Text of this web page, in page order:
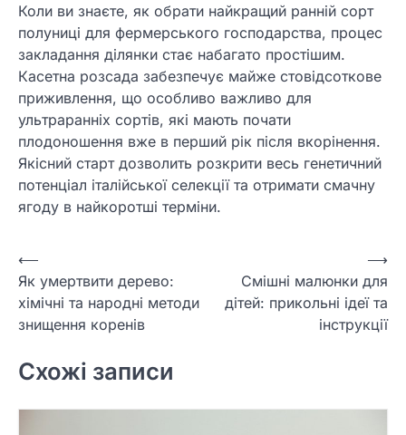
Коли ви знаєте, як обрати найкращий ранній сорт
полуниці для фермерського господарства, процес
закладання ділянки стає набагато простішим.
Касетна розсада забезпечує майже стовідсоткове
приживлення, що особливо важливо для
ультраранніх сортів, які мають почати
плодоношення вже в перший рік після вкорінення.
Якісний старт дозволить розкрити весь генетичний
потенціал італійської селекції та отримати смачну
ягоду в найкоротші терміни.
Навігація
записів
⟵
Як умертвити дерево:
хімічні та народні методи
знищення коренів
Смішні малюнки для
дітей: прикольні ідеї та
інструкції
⟶
Схожі записи